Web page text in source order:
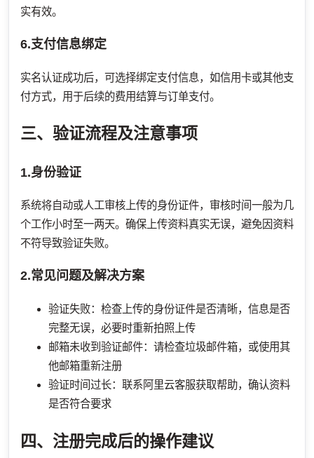
实有效。
6.支付信息绑定
实名认证成功后，可选择绑定支付信息，如信用卡或其他支
付方式，用于后续的费用结算与订单支付。
三、验证流程及注意事项
1.身份验证
系统将自动或人工审核上传的身份证件，审核时间一般为几
个工作小时至一两天。确保上传资料真实无误，避免因资料
不符导致验证失败。
2.常见问题及解决方案
验证失败：检查上传的身份证件是否清晰，信息是否
完整无误，必要时重新拍照上传
邮箱未收到验证邮件：请检查垃圾邮件箱，或使用其
他邮箱重新注册
验证时间过长：联系阿里云客服获取帮助，确认资料
是否符合要求
四、注册完成后的操作建议